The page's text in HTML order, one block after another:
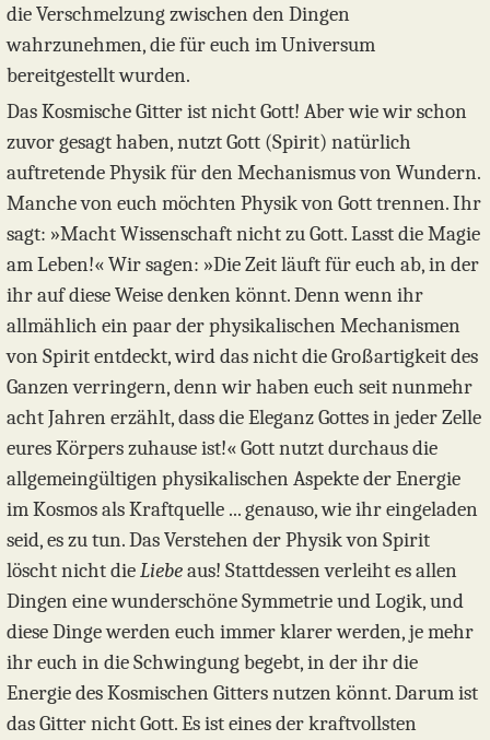
die Verschmelzung zwischen den Dingen
wahrzunehmen, die für euch im Universum
bereitgestellt wurden.
Das Kosmische Gitter ist nicht Gott! Aber wie wir schon
zuvor gesagt haben, nutzt Gott (Spirit) natürlich
auftretende Physik für den Mechanismus von Wundern.
Manche von euch möchten Physik von Gott trennen. Ihr
sagt: »Macht Wissenschaft nicht zu Gott. Lasst die Magie
am Leben!« Wir sagen: »Die Zeit läuft für euch ab, in der
ihr auf diese Weise denken könnt. Denn wenn ihr
allmählich ein paar der physikalischen Mechanismen
von Spirit entdeckt, wird das nicht die Großartigkeit des
Ganzen verringern, denn wir haben euch seit nunmehr
acht Jahren erzählt, dass die Eleganz Gottes in jeder Zelle
eures Körpers zuhause ist!« Gott nutzt durchaus die
allgemeingültigen physikalischen Aspekte der Energie
im Kosmos als Kraftquelle ... genauso, wie ihr eingeladen
seid, es zu tun. Das Verstehen der Physik von Spirit
löscht nicht dieLiebeaus! Stattdessen verleiht es allen
Dingen eine wunderschöne Symmetrie und Logik, und
diese Dinge werden euch immer klarer werden, je mehr
ihr euch in die Schwingung begebt, in der ihr die
Energie des Kosmischen Gitters nutzen könnt. Darum ist
das Gitter nicht Gott. Es ist eines der kraftvollsten